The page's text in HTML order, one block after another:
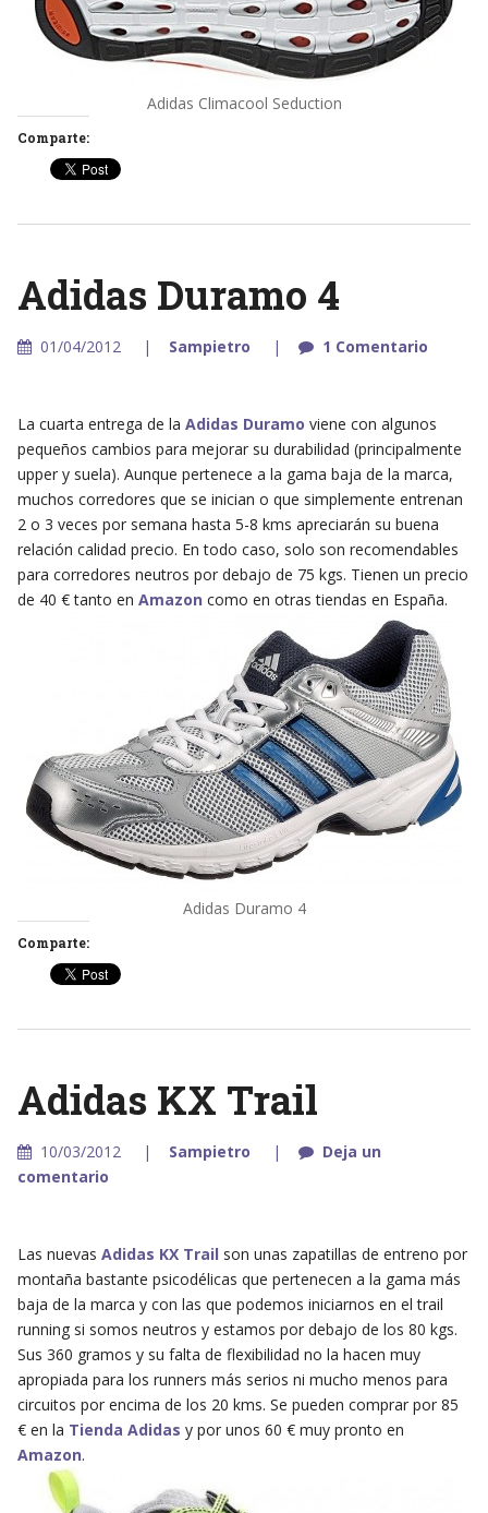
Adidas Climacool Seduction
Comparte:
Adidas Duramo 4
01/04/2012 Sampietro 1 Comentario
La cuarta entrega de la Adidas Duramo viene con algunos
pequeños cambios para mejorar su durabilidad (principalmente
upper y suela). Aunque pertenece a la gama baja de la marca,
muchos corredores que se inician o que simplemente entrenan
2 o 3 veces por semana hasta 5-8 kms apreciarán su buena
relación calidad precio. En todo caso, solo son recomendables
para corredores neutros por debajo de 75 kgs. Tienen un precio
de 40 € tanto en Amazon como en otras tiendas en España.
Adidas Duramo 4
Comparte:
Adidas KX Trail
10/03/2012 Sampietro
Deja un
comentario
Las nuevas Adidas KX Trail son unas zapatillas de entreno por
montaña bastante psicodélicas que pertenecen a la gama más
baja de la marca y con las que podemos iniciarnos en el trail
running si somos neutros y estamos por debajo de los 80 kgs.
Sus 360 gramos y su falta de flexibilidad no la hacen muy
apropiada para los runners más serios ni mucho menos para
circuitos por encima de los 20 kms. Se pueden comprar por 85
€ en la Tienda Adidas y por unos 60 € muy pronto en
Amazon.